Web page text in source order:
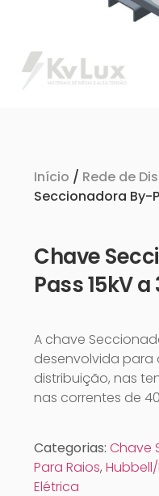
Início / Rede de
Seccionadora By-
Chave
Pass 15kV a
A chave
desenvolvida para
distribuição, nas
nas correntes de
Categorias: Chave
Para Raios,
Elétrica